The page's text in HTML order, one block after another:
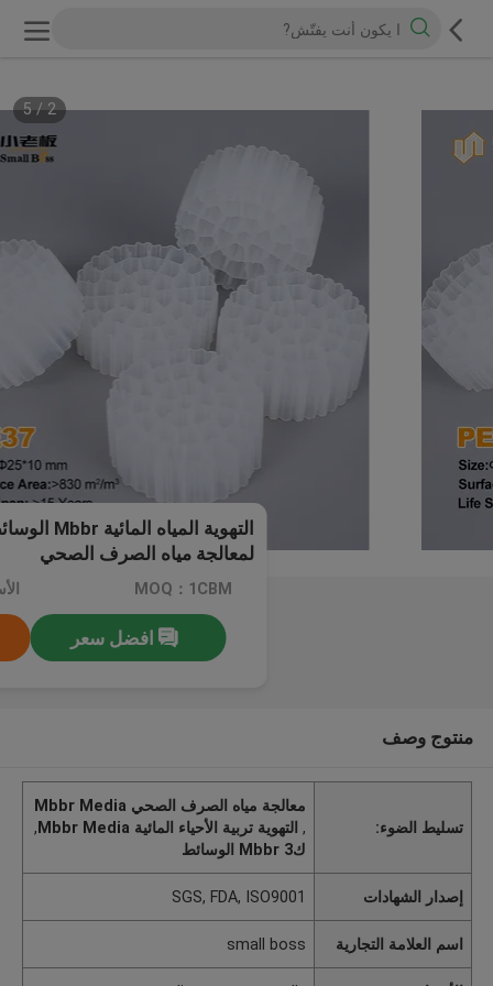
2
/
5
لمعالجة مياه الصرف الصحي
MOQ：1CBM
افضل سعر
منتوج وصف
تسليط الضوء:
معالجة مياه الصرف الصحي Mbbr Media
, التهوية تربية الأحياء المائية Mbbr Media
,
ك3 Mbbr الوسائط
إصدار الشهادات SGS, FDA, ISO9001
اسم العلامة التجارية small boss